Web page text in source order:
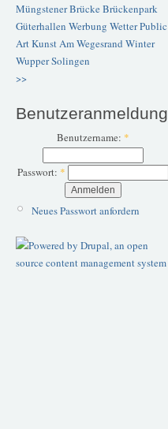
Müngstener BrückeBrückenpark
Güterhallen Werbung WetterPublic
ArtKunstAm Wegesrand Winter
WupperSolingen
>>
Benutzeranmeldung
Benutzername: *
Passwort: *
Neues Passwort anfordern